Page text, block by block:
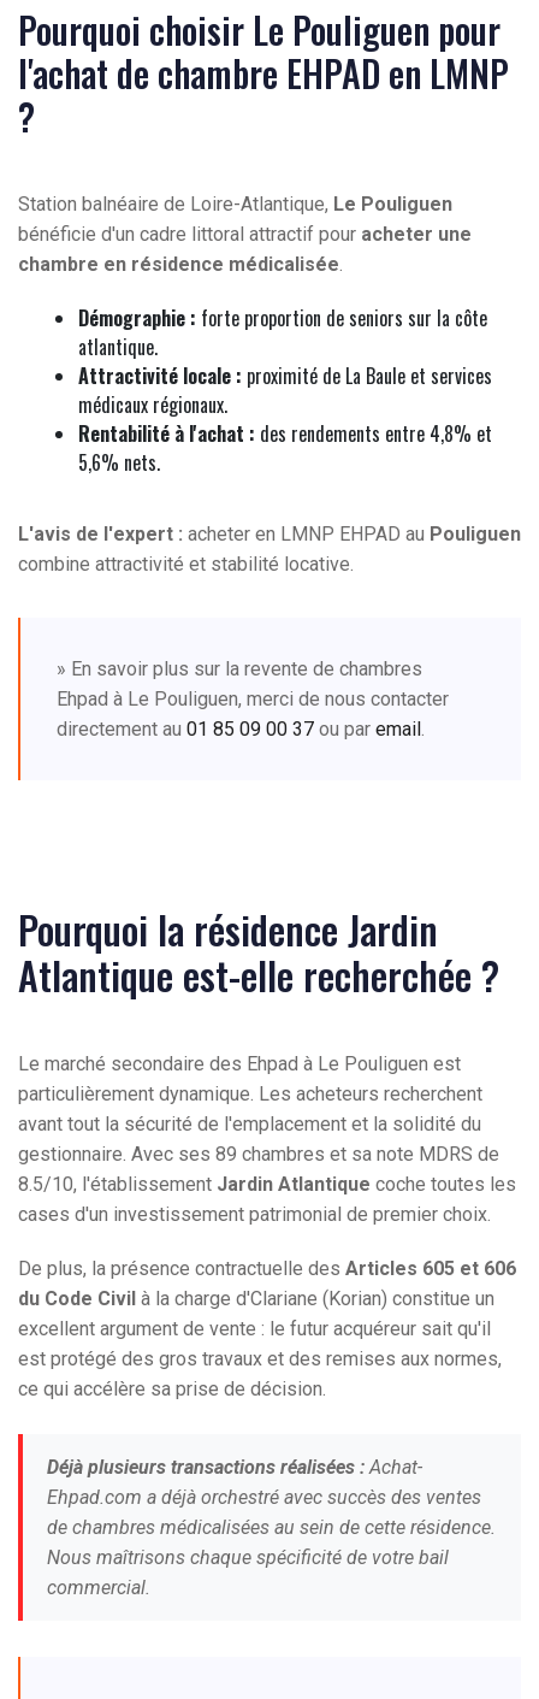
Pourquoi choisir Le Pouliguen pour
l'achat de chambre EHPAD en LMNP
?
Station balnéaire de Loire-Atlantique, Le Pouliguen
bénéficie d'un cadre littoral attractif pour acheter une
chambre en résidence médicalisée.
Démographie : forte proportion de seniors sur la côte
atlantique.
Attractivité locale : proximité de La Baule et services
médicaux régionaux.
Rentabilité à l'achat : des rendements entre 4,8% et
5,6% nets.
L'avis de l'expert : acheter en LMNP EHPAD au Pouliguen
combine attractivité et stabilité locative.
» En savoir plus sur la revente de chambres
Ehpad à Le Pouliguen, merci de nous contacter
directement au 01 85 09 00 37 ou par email.
Pourquoi la résidence Jardin
Atlantique est-elle recherchée ?
Le marché secondaire des Ehpad à Le Pouliguen est
particulièrement dynamique. Les acheteurs recherchent
avant tout la sécurité de l'emplacement et la solidité du
gestionnaire. Avec ses 89 chambres et sa note MDRS de
8.5/10, l'établissement Jardin Atlantique coche toutes les
cases d'un investissement patrimonial de premier choix.
De plus, la présence contractuelle des Articles 605 et 606
du Code Civil à la charge d'Clariane (Korian) constitue un
excellent argument de vente : le futur acquéreur sait qu'il
est protégé des gros travaux et des remises aux normes,
ce qui accélère sa prise de décision.
Déjà plusieurs transactions réalisées :Achat-
Ehpad.com a déjà orchestré avec succès des ventes
de chambres médicalisées au sein de cette résidence.
Nous maîtrisons chaque spécificité de votre bail
commercial.